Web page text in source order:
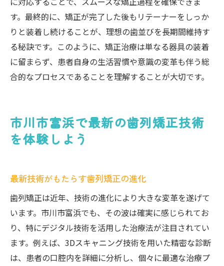
す。最終的に、矯正が完了した後もリテーナーをしっか
りと装着し続けることが、理想の歯並びを長期間維持す
る秘訣です。このように、矯正治療は単なる器具の装着
に留まらず、患者自身の生活習慣や意識の変革も伴う総
合的なプロセスであることを理解することが大切です。
市川市富浜で最新の歯列矯正技術
を体験しよう
最新技術がもたらす歯列矯正の進化
歯列矯正は近年、技術の進化により大きな変革を遂げて
います。市川市富浜でも、その波は確実に感じられてお
り、特にデジタル技術を活用した治療法が注目されてい
ます。例えば、3Dスキャニング技術を用いた精密な診断
は、患者の口腔内を詳細に分析し、個々に最適な治療プ